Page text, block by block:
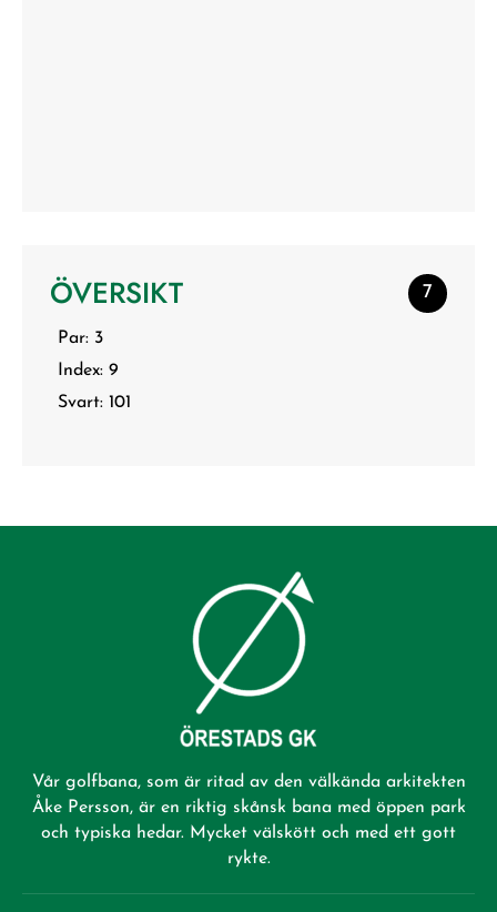
ÖVERSIKT 7
Par: 3
Index: 9
Svart: 101
Vår golfbana, som är ritad av den välkända arkitekten
Åke Persson, är en riktig skånsk bana med öppen park
och typiska hedar. Mycket välskött och med ett gott
rykte.